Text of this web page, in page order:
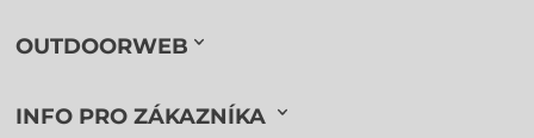
OUTDOORWEB
INFO PRO ZÁKAZNÍKA